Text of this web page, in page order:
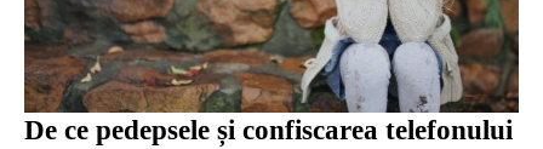
De ce pedepsele și confiscarea telefonului